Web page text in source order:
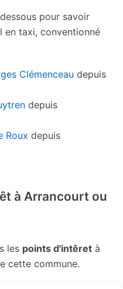
pour savoir
en taxi, conventionné
Clémenceau depuis
depuis
Roux depuis
à Arrancourt ou
les points d'intêret à
cette commune.